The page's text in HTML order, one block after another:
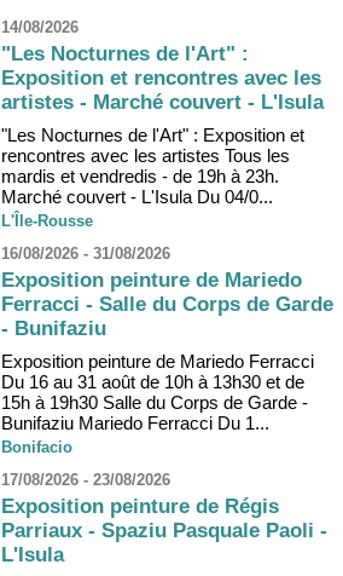
14/08/2026
"Les Nocturnes de l'Art" :
Exposition et rencontres avec les
artistes - Marché couvert - L'Isula
"Les Nocturnes de l'Art" : Exposition et
rencontres avec les artistes Tous les
mardis et vendredis - de 19h à 23h.
Marché couvert - L'Isula Du 04/0...
L'Île-Rousse
16/08/2026 - 31/08/2026
Exposition peinture de Mariedo
Ferracci - Salle du Corps de Garde
- Bunifaziu
Exposition peinture de Mariedo Ferracci
Du 16 au 31 août de 10h à 13h30 et de
15h à 19h30 Salle du Corps de Garde -
Bunifaziu Mariedo Ferracci Du 1...
Bonifacio
17/08/2026 - 23/08/2026
Exposition peinture de Régis
Parriaux - Spaziu Pasquale Paoli -
L'Isula